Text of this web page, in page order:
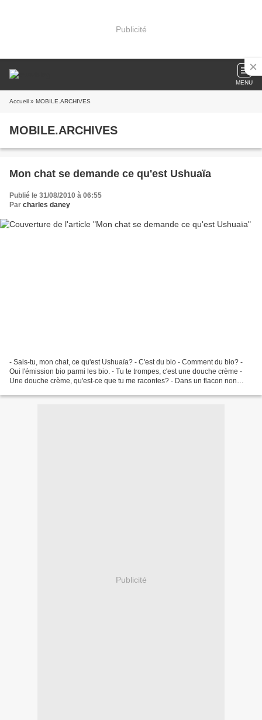
Publicité
MENU
Accueil » MOBILE.ARCHIVES
MOBILE.ARCHIVES
Mon chat se demande ce qu'est Ushuaïa
Publié le 31/08/2010 à 06:55
Par charles daney
- Sais-tu, mon chat, ce qu'est Ushuaïa? - C'est du bio - Comment du bio? -
Oui l'émission bio parmi les bio. - Tu te trompes, c'est une douche crème -
Une douche crème, qu'est-ce que tu me racontes? - Dans un flacon non
Publicité